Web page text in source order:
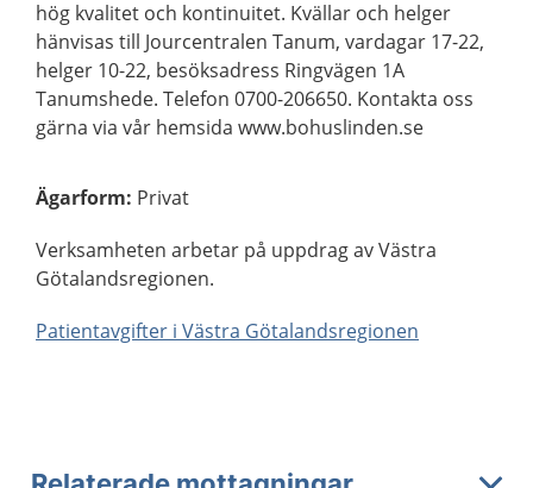
hög kvalitet och kontinuitet. Kvällar och helger
hänvisas till Jourcentralen Tanum, vardagar 17-22,
helger 10-22, besöksadress Ringvägen 1A
Tanumshede. Telefon 0700-206650. Kontakta oss
gärna via vår hemsida www.bohuslinden.se
Ägarform: Privat
Verksamheten arbetar på uppdrag av Västra
Götalandsregionen.
Patientavgifter i Västra Götalandsregionen